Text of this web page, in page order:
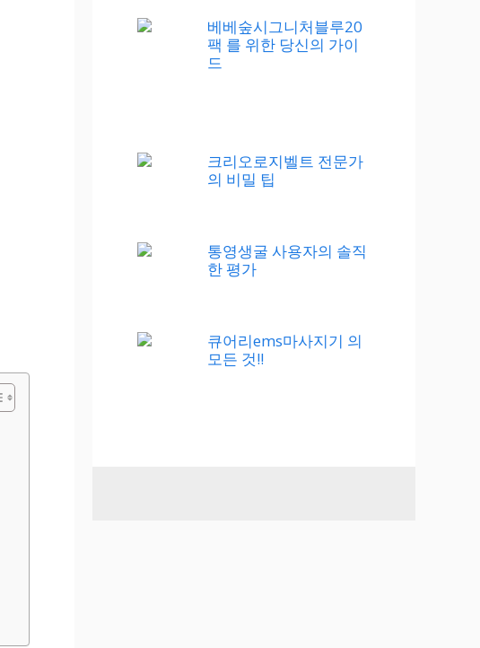
베베숲시그니처블루20
팩 를 위한 당신의 가이
드
크리오로지벨트 전문가
의 비밀 팁
통영생굴 사용자의 솔직
한 평가
큐어리ems마사지기 의
모든 것!!